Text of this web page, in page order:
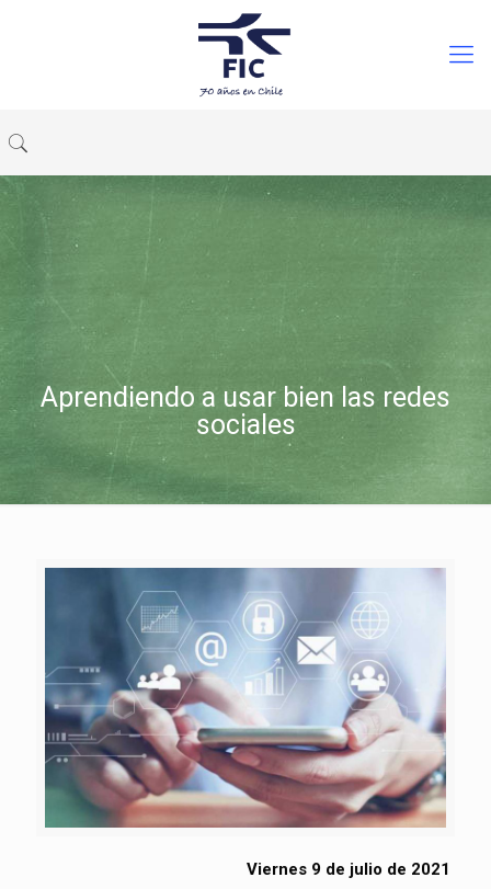
Aprendiendo a usar bien las redes
sociales
Viernes 9 de julio de 2021